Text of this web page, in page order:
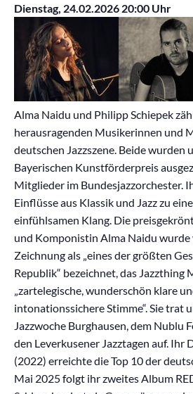
Dienstag, 24.02.2026 20:00 Uhr
Alma Naidu und Philipp Schiepek
herausragenden Musikerinnen und
deutschen Jazzszene. Beide wurden
Bayerischen Kunstförderpreis
Mitglieder im Bundesjazzorchester.
Einflüsse aus Klassik und Jazz zu
einfühlsamen Klang. Die
und Komponistin Alma Naidu wurde
Zeichnung als „eines der größten
Republik“ bezeichnet, das Jazzthing
„zartelegische, wunderschön klare
intonationssichere Stimme“. Sie trat
Jazzwoche Burghausen, dem Nublu
den Leverkusener Jazztagen auf. Ihr
(2022) erreichte die Top 10 der
Mai 2025 folgt ihr zweites Album